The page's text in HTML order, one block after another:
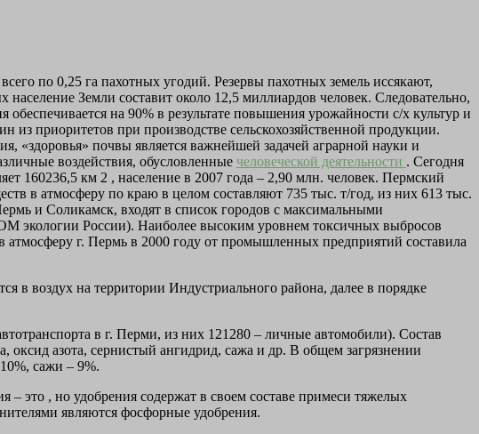
по 0,25 га пахотных угодий. Резервы пахотных земель иссякают,
Земли составит около 12,5 миллиардов человек. Следовательно,
на 90% в результате повышения урожайности с/х культур и
из приоритетов при производстве сельскохозяйственной продукции.
«здоровья» почвы является важнейшей задачей аграрной науки и
воздействия, обусловленные человеческой деятельности . Сегодня
160236,5 км 2 , население в 2007 года – 2,90 млн. человек. Пермский
в атмосферу по краю в целом составляют 735 тыс. т/год, из них 613 тыс.
и Соликамск, входят в список городов с максимальными
России). Наиболее высоким уровнем токсичных выбросов
г. Пермь в 2000 году от промышленных предприятий составила
в воздух на территории Индустриального района, далее в порядке
в г. Перми, из них 121280 – личные автомобили). Состав
оксид азота, сернистый ангидрид, сажа и др. В общем загрязнении
сажи – 9%.
– это , но удобрения содержат в своем составе примеси тяжелых
являются фосфорные удобрения.